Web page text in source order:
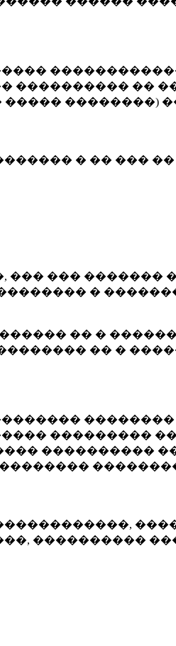
���������� ��
����� ��������)
� �� ���
��� �������
�
�� �
�� �
���������
����������
����������